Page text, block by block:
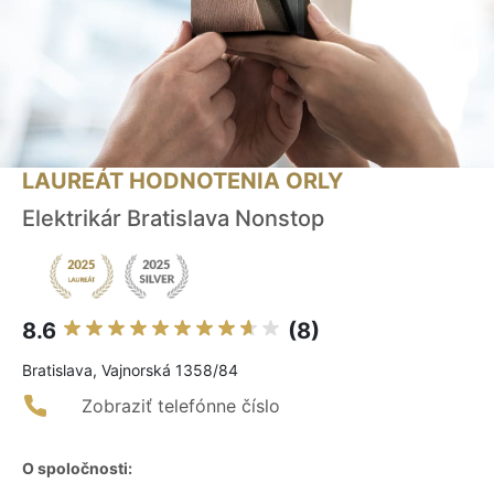
LAUREÁT HODNOTENIA ORLY
Elektrikár Bratislava Nonstop
8.6 (8)
Bratislava, Vajnorská 1358/84
Zobraziť telefónne číslo
O spoločnosti: